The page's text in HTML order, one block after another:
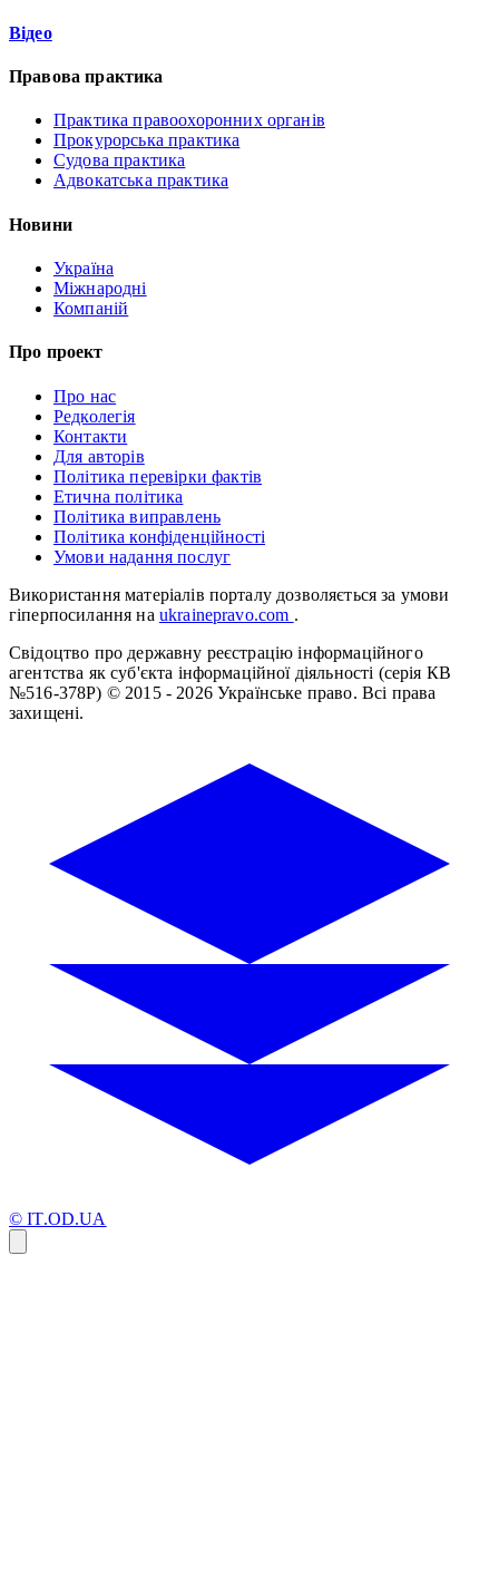
Відео
Правова практика
Практика правоохоронних органів
Прокурорська практика
Судова практика
Адвокатська практика
Новини
Україна
Міжнародні
Компаній
Про проект
Про нас
Редколегія
Контакти
Для авторів
Політика перевірки фактів
Етична політика
Політика виправлень
Політика конфіденційності
Умови надання послуг
Використання матеріалів порталу дозволяється за умови
гіперпосилання на ukrainepravo.com .
Свідоцтво про державну реєстрацію інформаційного
агентства як суб'єкта інформаційної діяльності (серія КВ
№516-378Р) © 2015 - 2026 Українське право. Всі права
захищені.
© IT.OD.UA